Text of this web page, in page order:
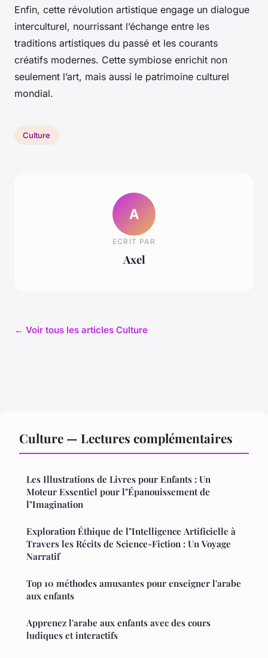
Enfin, cette révolution artistique engage un dialogue
interculturel, nourrissant l’échange entre les
traditions artistiques du passé et les courants
créatifs modernes. Cette symbiose enrichit non
seulement l’art, mais aussi le patrimoine culturel
mondial.
Culture
A
ECRIT PAR
Axel
← Voir tous les articles Culture
Culture — Lectures complémentaires
Les Illustrations de Livres pour Enfants : Un
Moteur Essentiel pour l"Épanouissement de
l"Imagination
Exploration Éthique de l"Intelligence Artificielle à
Travers les Récits de Science-Fiction : Un Voyage
Narratif
Top 10 méthodes amusantes pour enseigner l'arabe
aux enfants
Apprenez l'arabe aux enfants avec des cours
ludiques et interactifs